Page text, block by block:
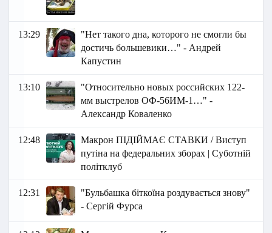
13:29
"Нет такого дна, которого не смогли бы
достичь большевики…" - Андрей
Капустин
13:10
"Относительно новых российских 122-
мм выстрелов ОФ-56ИМ-1…" -
Александр Коваленко
12:48
Макрон ПІДІЙМАЄ СТАВКИ / Виступ
путіна на федеральних зборах | Суботній
політклуб
12:31
"Бульбашка біткоїна роздувається знову"
- Сергій Фурса